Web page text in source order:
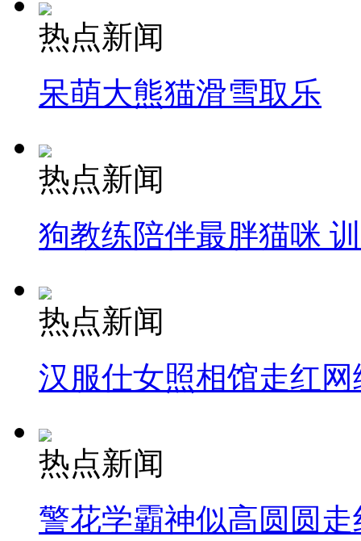
热点新闻
呆萌大熊猫滑雪取乐
热点新闻
狗教练陪伴最胖猫咪
热点新闻
汉服仕女照相馆走红网
热点新闻
警花学霸神似高圆圆走